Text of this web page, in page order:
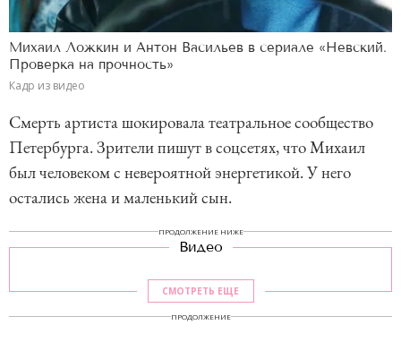
Михаил Ложкин и Антон Васильев в сериале «Невский.
Проверка на прочность»
Кадр из видео
Смерть артиста шокировала театральное сообщество
Петербурга. Зрители пишут в соцсетях, что Михаил
был человеком с невероятной энергетикой. У него
остались жена и маленький сын.
ПРОДОЛЖЕНИЕ НИЖЕ
Видео
СМОТРЕТЬ ЕЩЕ
ПРОДОЛЖЕНИЕ